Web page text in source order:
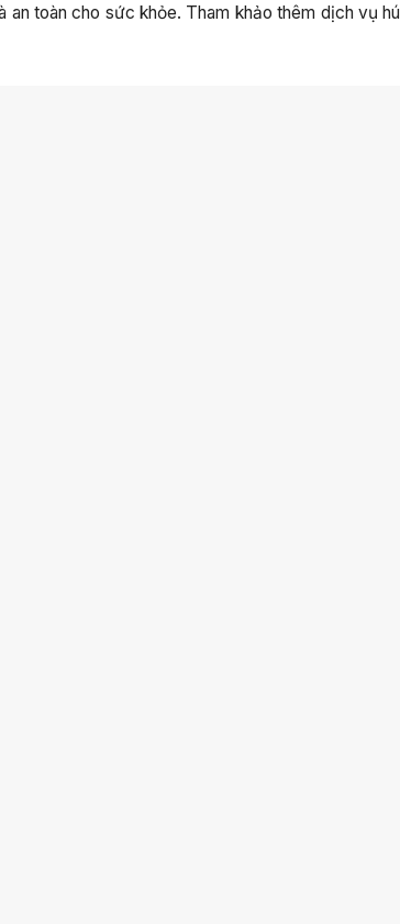
toàn cho sức khỏe. Tham khảo thêm dịch vụ